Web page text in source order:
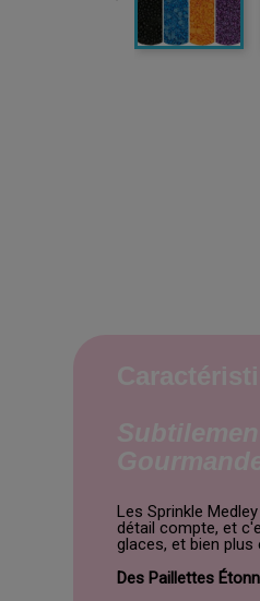
Les Sprinkle
détail compte, et
glaces, et bien
Des Paillettes